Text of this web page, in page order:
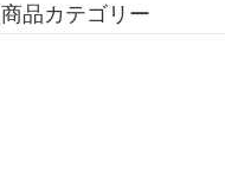
商品カテゴリー